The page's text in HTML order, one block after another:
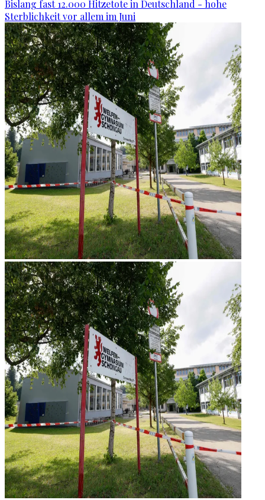
Bislang fast 12.000 Hitzetote in Deutschland - hohe
Sterblichkeit vor allem im Juni